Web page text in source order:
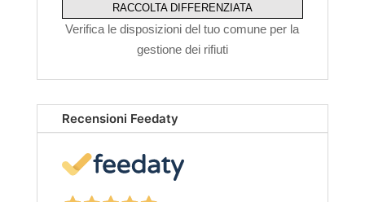
RACCOLTA DIFFERENZIATA
Verifica le disposizioni del tuo comune per la
gestione dei rifiuti
Recensioni Feedaty